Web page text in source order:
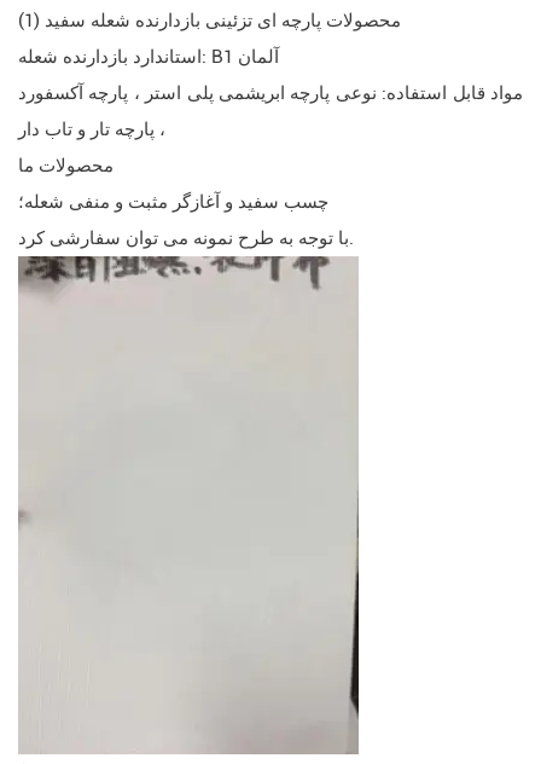
(1) محصولات پارچه ای تزئینی بازدارنده شعله سفید
استاندارد بازدارنده شعله: B1 آلمان
مواد قابل استفاده: نوعی پارچه ابریشمی پلی استر ، پارچه آکسفورد
، پارچه تار و تاب دار
محصولات ما
چسب سفید و آغازگر مثبت و منفی شعله؛
با توجه به طرح نمونه می توان سفارشی کرد.